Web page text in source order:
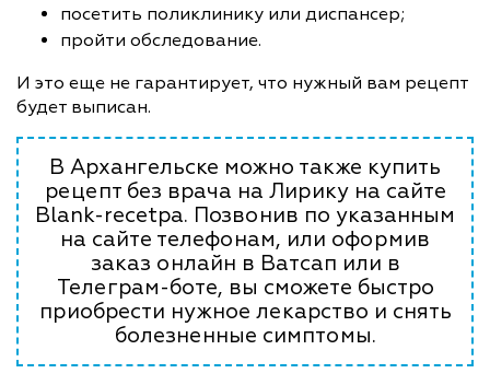
посетить поликлинику или диспансер;
пройти обследование.
И это еще не гарантирует, что нужный вам рецепт
будет выписан.
В Архангельске можно также купить
рецепт без врача на Лирику на сайте
Blank-recetpa. Позвонив по указанным
на сайте телефонам, или оформив
заказ онлайн в Ватсап или в
Телеграм-боте, вы сможете быстро
приобрести нужное лекарство и снять
болезненные симптомы.